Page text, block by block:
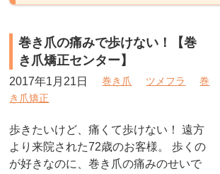
巻き爪の痛みで歩けない！【巻
き爪矯正センター】
2017年1月21日 巻き爪 ツメフラ
巻
き爪矯正
歩きたいけど、痛くて歩けない！ 遠方
より来院された72歳のお客様。 歩くの
が好きなのに、巻き爪の痛みのせいで